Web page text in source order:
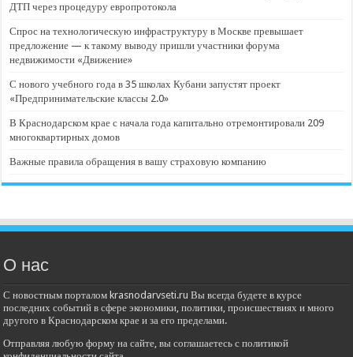
ДТП через процедуру европротокола
Спрос на технологическую инфраструктуру в Москве превышает
предложение — к такому выводу пришли участники форума
недвижимости «Движение»
С нового учебного года в 35 школах Кубани запустят проект
«Предпринимательские классы 2.0»
В Краснодарском крае с начала года капитально отремонтировали 209
многоквартирных домов
Важные правила обращения в вашу страховую компанию
О нас
С новостным порталом krasnodarvseti.ru Вы всегда будете в курсе
последних событий в сфере экономики, политики, происшествиях и много
другого в Краснодарском крае и за его пределами.
Отправляя любую форму на сайте, вы соглашаетесь с политикой